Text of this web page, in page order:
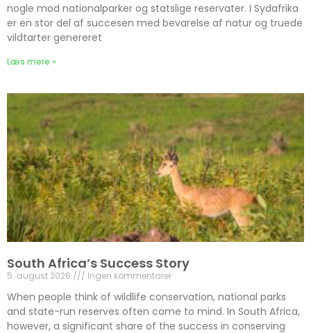
nogle mod nationalparker og statslige reservater. I Sydafrika
er en stor del af succesen med bevarelse af natur og truede
vildtarter genereret
Læs mere »
South Africa’s Success Story
5. august 2026 Ingen kommentarer
When people think of wildlife conservation, national parks
and state-run reserves often come to mind. In South Africa,
however, a significant share of the success in conserving